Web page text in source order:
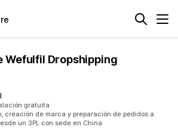
Wefulfil Dropshipping
gratuita
creación de marca y preparación de pedidos a
un 3PL con sede en China